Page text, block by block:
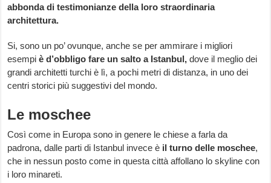
abbonda di testimonianze della loro straordinaria
architettura.
Si, sono un po’ ovunque, anche se per ammirare i migliori
esempiè d’obbligo fare un salto a Istanbul,dove il meglio dei
grandi architetti turchi è lì, a pochi metri di distanza, in uno dei
centri storici più suggestivi del mondo.
Le moschee
Così come in Europa sono in genere le chiese a farla da
padrona, dalle parti di Istanbul invece è il turno delle moschee,
che in nessun posto come in questa città affollano lo skyline con
i loro minareti.